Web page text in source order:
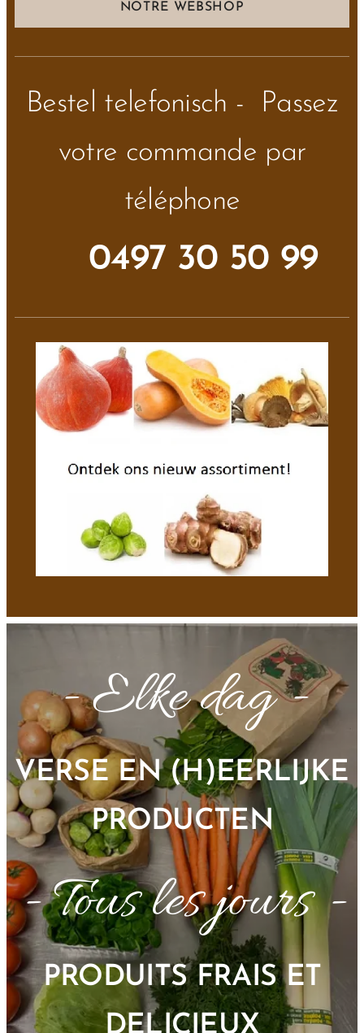
NOTRE WEBSHOP
Bestel telefonisch - Passez
votre commande par
téléphone
0497 30 50 99
- Elke dag -
VERSE EN (H)EERLIJKE
PRODUCTEN
- Tous les jours -
PRODUITS FRAIS ET
DELICIEUX